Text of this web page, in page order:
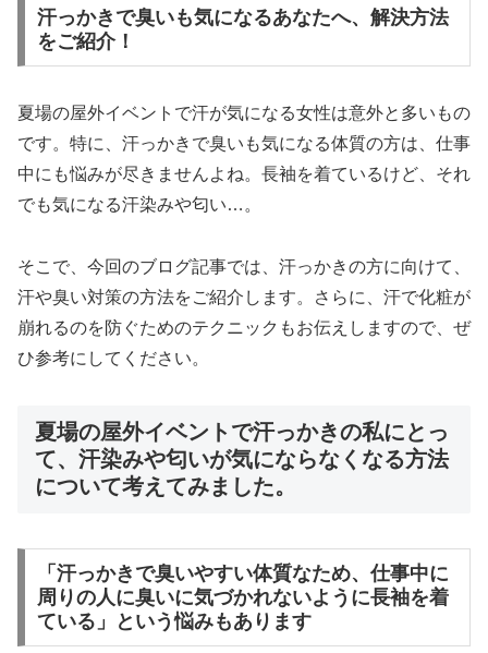
汗っかきで臭いも気になるあなたへ、解決方法
をご紹介！
夏場の屋外イベントで汗が気になる女性は意外と多いもの
です。特に、汗っかきで臭いも気になる体質の方は、仕事
中にも悩みが尽きませんよね。長袖を着ているけど、それ
でも気になる汗染みや匂い…。
そこで、今回のブログ記事では、汗っかきの方に向けて、
汗や臭い対策の方法をご紹介します。さらに、汗で化粧が
崩れるのを防ぐためのテクニックもお伝えしますので、ぜ
ひ参考にしてください。
夏場の屋外イベントで汗っかきの私にとっ
て、汗染みや匂いが気にならなくなる方法
について考えてみました。
「汗っかきで臭いやすい体質なため、仕事中に
周りの人に臭いに気づかれないように長袖を着
ている」という悩みもあります